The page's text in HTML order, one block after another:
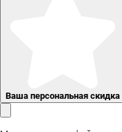
Ваша персональная скидка